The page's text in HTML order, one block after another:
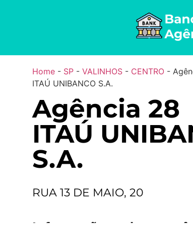
Home- SP- VALINHOS- CENTRO-
ITAÚ UNIBANCO S.A.
Agência 28
ITAÚ
S.A.
RUA 13 DE MAIO, 20